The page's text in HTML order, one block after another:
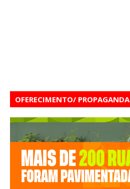
OFERECIMENTO/ PROPAGANDA